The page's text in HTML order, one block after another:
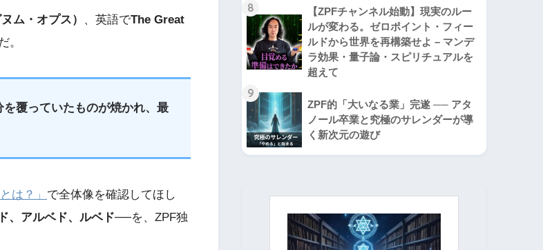
ム・オプス） 、英語でThe Great
。
覆っていたものが焼かれ、最
は？」 で全体像を確認してほし
、アルベド、ルベド──を、ZPF独
8
【ZPFチャンネル始動】現実のルー
ルが変わる。ゼロポイント・フィー
ルドから世界を再構築せよ – マンデ
ラ効果・量子論・スピリチュアルを
超えて
9
ZPF的「大いなる業」完遂 ── アタ
ノール卒業と究極のサレンダーが導
く新次元の遊び